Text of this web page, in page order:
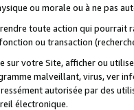
ou morale ou à ne pas
toute action qui
ou transaction
sur votre Site, afficher ou
malveillant, virus, ver
autorisée par des
électronique.